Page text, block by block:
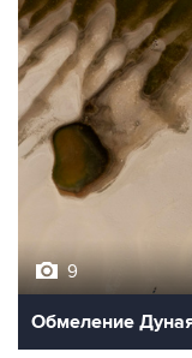
Обмеление